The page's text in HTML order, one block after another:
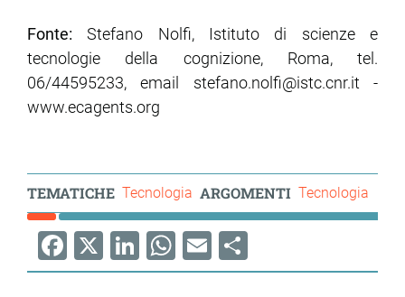
Fonte: Stefano Nolfi, Istituto di scienze e
tecnologie della cognizione, Roma, tel.
06/44595233, email stefano.nolfi@istc.cnr.it -
www.ecagents.org
TEMATICHE Tecnologia ARGOMENTI Tecnologia
Facebook
X LinkedIn
WhatsApp
EmailShare